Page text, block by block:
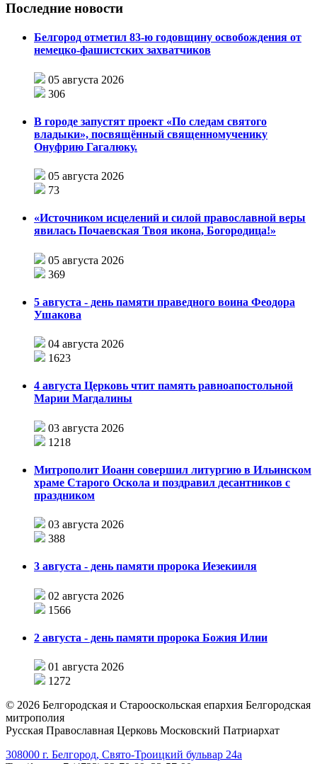
Последние новости
Белгород отметил 83-ю годовщину освобождения от
немецко-фашистских захватчиков
05 августа 2026
306
В городе запустят проект «По следам святого
владыки», посвящённый священномученику
Онуфрию Гагалюку.
05 августа 2026
73
«Источником исцелений и силой православной веры
явилась Почаевская Твоя икона, Богородица!»
05 августа 2026
369
5 августа - день памяти праведного воина Феодора
Ушакова
04 августа 2026
1623
4 августа Церковь чтит память равноапостольной
Марии Магдалины
03 августа 2026
1218
Митрополит Иоанн совершил литургию в Ильинском
храме Старого Оскола и поздравил десантников с
праздником
03 августа 2026
388
3 августа - день памяти пророка Иезекииля
02 августа 2026
1566
2 августа - день памяти пророка Божия Илии
01 августа 2026
1272
© 2026 Белгородская и Старооскольская епархия Белгородская
митрополия
Русская Православная Церковь Московский Патриархат
308000 г. Белгород, Свято-Троицкий бульвар 24а